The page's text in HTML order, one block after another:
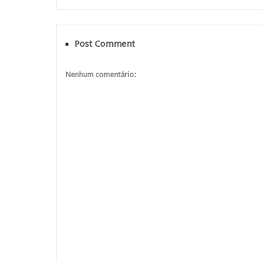
Post Comment
Nenhum comentário: